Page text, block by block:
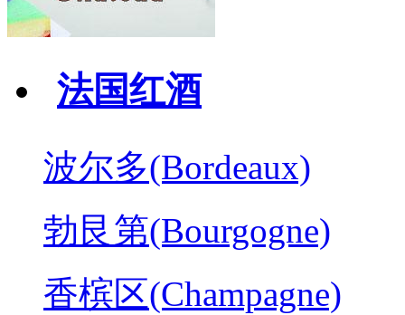
法国红酒
波尔多(Bordeaux)
勃艮第(Bourgogne)
香槟区(Champagne)